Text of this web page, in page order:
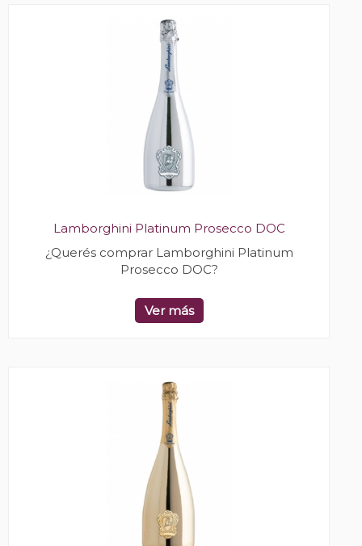
Lamborghini Platinum Prosecco DOC
¿Querés comprar Lamborghini Platinum
Prosecco DOC?
Ver más